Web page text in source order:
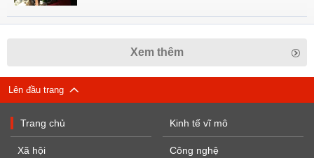
Xem thêm
Lên đầu trang
Trang chủ
Xã hội
Kinh tế vĩ mô
Công nghệ